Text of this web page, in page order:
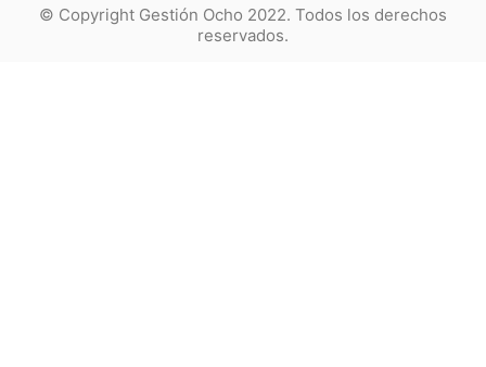
© Copyright Gestión Ocho 2022. Todos los derechos
reservados.